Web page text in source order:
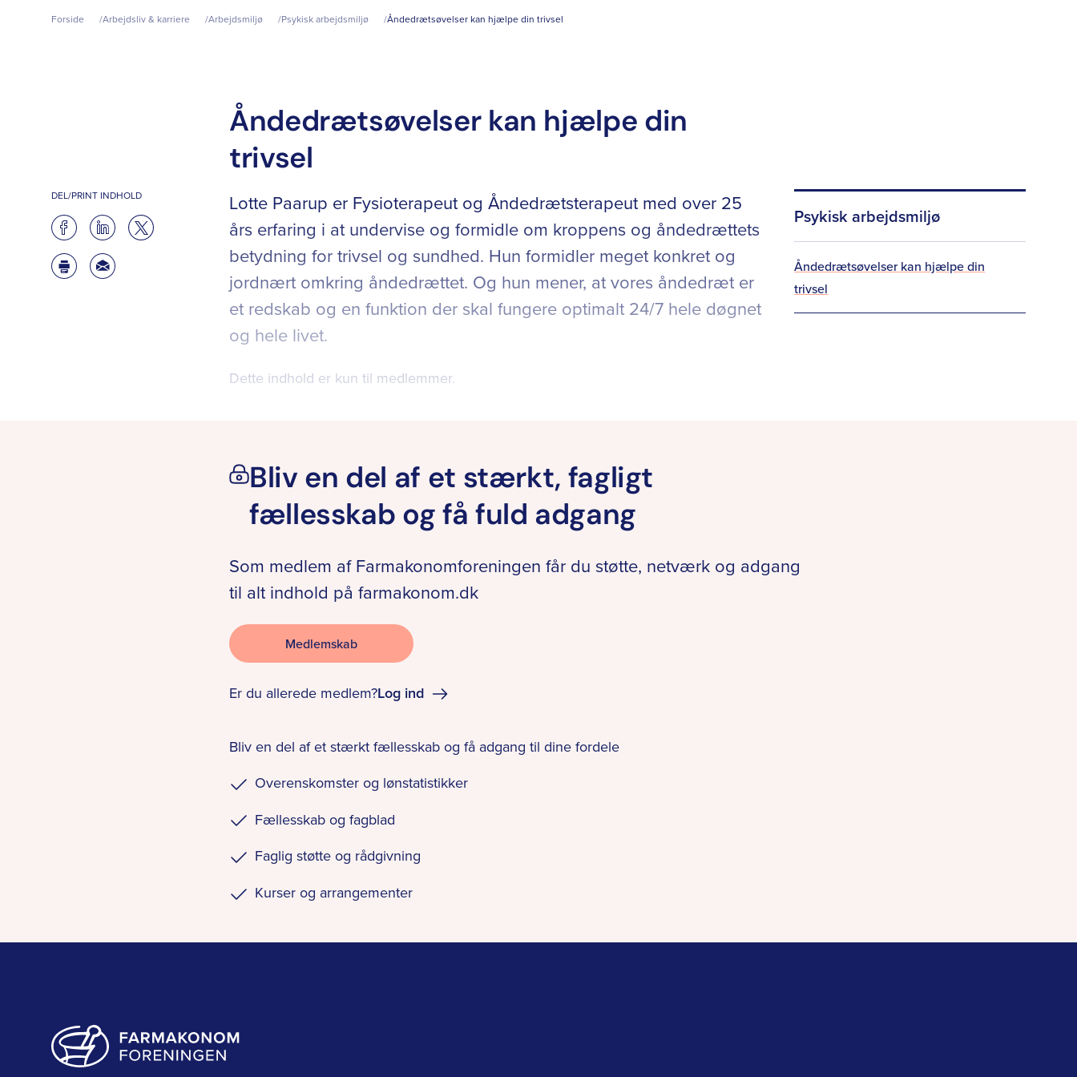
Forside Arbejdsliv & karriere Arbejdsmiljø Psykisk arbejdsmiljø Åndedrætsøvelser kan hjælpe din trivsel
Åndedrætsøvelser kan hjælpe din
trivsel
DEL/PRINT INDHOLD
Lotte Paarup er Fysioterapeut og Åndedrætsterapeut med over 25
års erfaring i at undervise og formidle om kroppens og åndedrættets
betydning for trivsel og sundhed. Hun formidler meget konkret og
jordnært omkring åndedrættet. Og hun mener, at vores åndedræt er
et redskab og en funktion der skal fungere optimalt 24/7 hele døgnet
og hele livet.
Dette indhold er kun til medlemmer.
Psykisk arbejdsmiljø
Åndedrætsøvelser kan hjælpe din
trivsel
Bliv en del af et stærkt, fagligt
fællesskab og få fuld adgang
Som medlem af Farmakonomforeningen får du støtte, netværk og adgang
til alt indhold på farmakonom.dk
Medlemskab
Er du allerede medlem?Log ind
Bliv en del af et stærkt fællesskab og få adgang til dine fordele
Overenskomster og lønstatistikker
Fællesskab og fagblad
Faglig støtte og rådgivning
Kurser og arrangementer